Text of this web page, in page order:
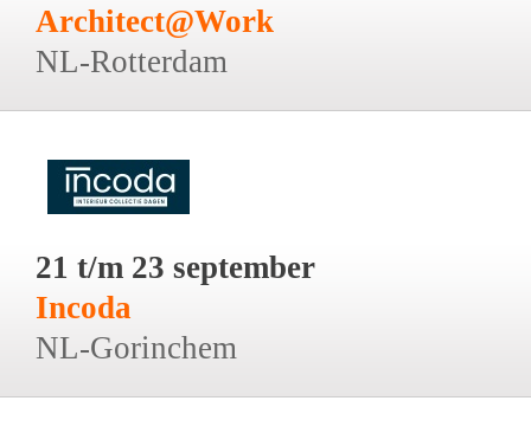
Architect@Work
NL-Rotterdam
21 t/m 23 september
Incoda
NL-Gorinchem